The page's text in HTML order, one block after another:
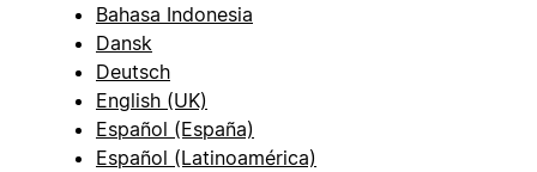
Bahasa Indonesia
Dansk
Deutsch
English (UK)
Español (España)
Español (Latinoamérica)